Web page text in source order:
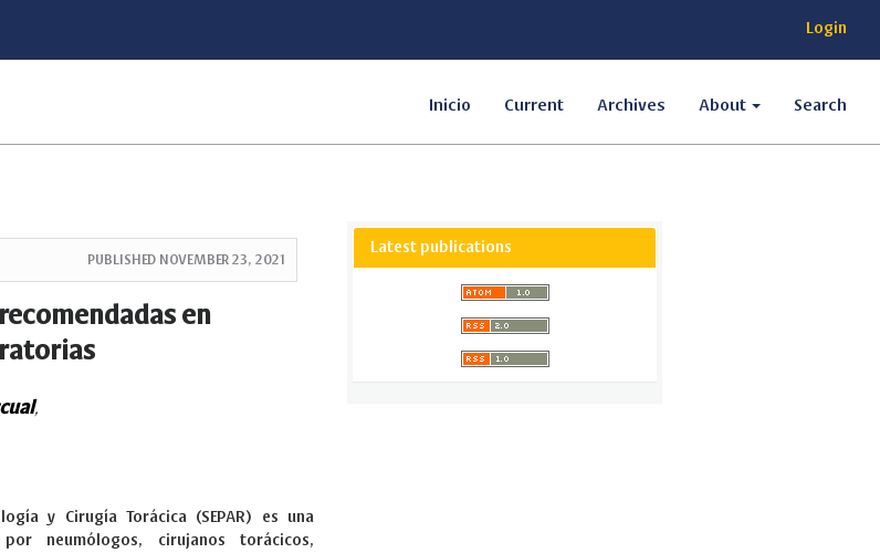
Login
Inicio Current Archives About Search
PUBLISHED NOVEMBER 23, 2021
en
,
y Cirugía Torácica (SEPAR) es una
neumólogos, cirujanos torácicos,
Latest publications